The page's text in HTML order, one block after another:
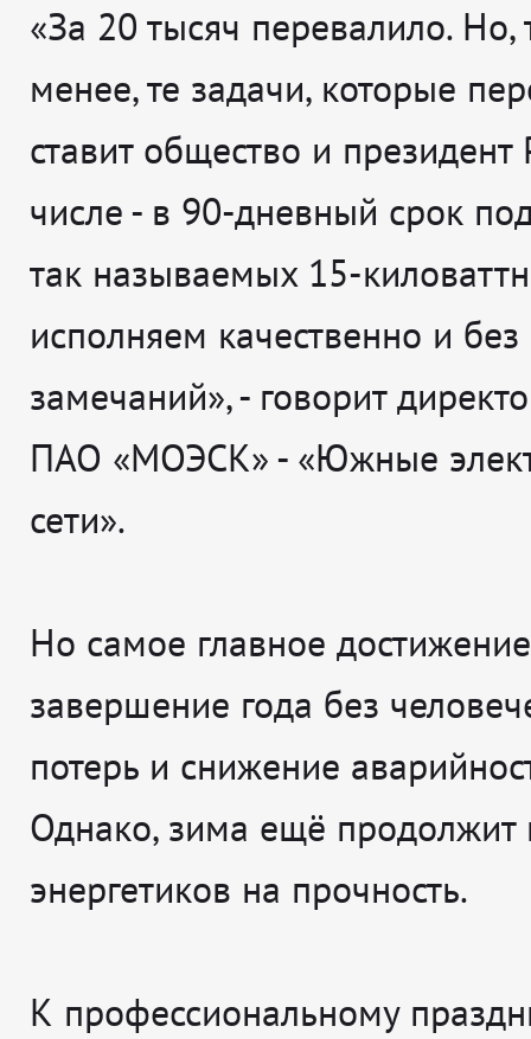
«За 20 тысяч перевалило. Но,
менее, те задачи, которые
ставит общество и
числе - в 90-дневный срок
так называемых 15-
исполняем качественно и без
замечаний», - говорит
ПАО «МОЭСК» - «Южные
сети».
Но самое главное
завершение года без
потерь и снижение
Однако, зима ещё продолжит
энергетиков на прочность.
К профессиональному